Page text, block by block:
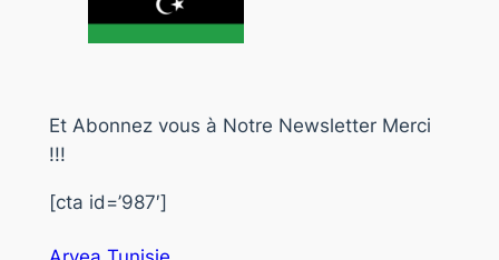
Et Abonnez vous à Notre Newsletter Merci
!!!
[cta id=’987′]